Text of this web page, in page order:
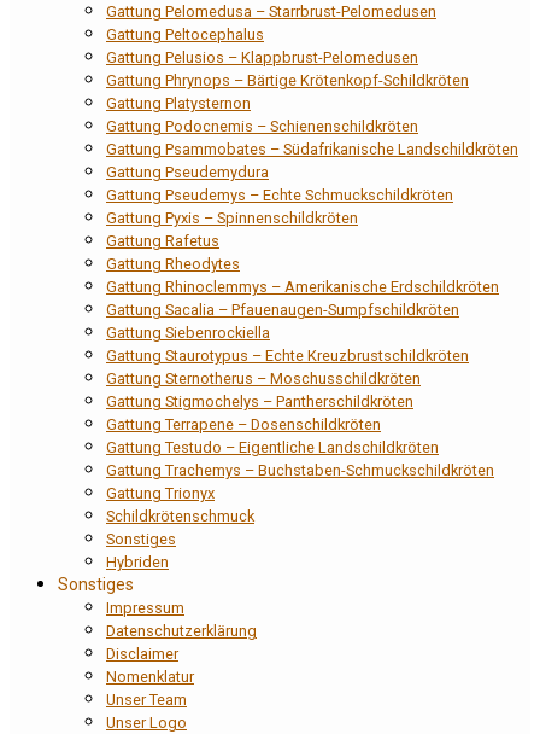
Gattung Pelomedusa – Starrbrust-Pelomedusen
Gattung Peltocephalus
Gattung Pelusios – Klappbrust-Pelomedusen
Gattung Phrynops – Bärtige Krötenkopf-Schildkröten
Gattung Platysternon
Gattung Podocnemis – Schienenschildkröten
Gattung Psammobates – Südafrikanische Landschildkröten
Gattung Pseudemydura
Gattung Pseudemys – Echte Schmuckschildkröten
Gattung Pyxis – Spinnenschildkröten
Gattung Rafetus
Gattung Rheodytes
Gattung Rhinoclemmys – Amerikanische Erdschildkröten
Gattung Sacalia – Pfauenaugen-Sumpfschildkröten
Gattung Siebenrockiella
Gattung Staurotypus – Echte Kreuzbrustschildkröten
Gattung Sternotherus – Moschusschildkröten
Gattung Stigmochelys – Pantherschildkröten
Gattung Terrapene – Dosenschildkröten
Gattung Testudo – Eigentliche Landschildkröten
Gattung Trachemys – Buchstaben-Schmuckschildkröten
Gattung Trionyx
Schildkrötenschmuck
Sonstiges
Hybriden
Sonstiges
Impressum
Datenschutzerklärung
Disclaimer
Nomenklatur
Unser Team
Unser Logo